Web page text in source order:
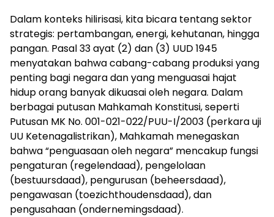
Dalam konteks hilirisasi, kita bicara tentang sektor
strategis: pertambangan, energi, kehutanan, hingga
pangan. Pasal 33 ayat (2) dan (3) UUD 1945
menyatakan bahwa cabang-cabang produksi yang
penting bagi negara dan yang menguasai hajat
hidup orang banyak dikuasai oleh negara. Dalam
berbagai putusan Mahkamah Konstitusi, seperti
Putusan MK No. 001-021-022/PUU-I/2003 (perkara uji
UU Ketenagalistrikan), Mahkamah menegaskan
bahwa “penguasaan oleh negara” mencakup fungsi
pengaturan (regelendaad), pengelolaan
(bestuursdaad), pengurusan (beheersdaad),
pengawasan (toezichthoudensdaad), dan
pengusahaan (ondernemingsdaad).